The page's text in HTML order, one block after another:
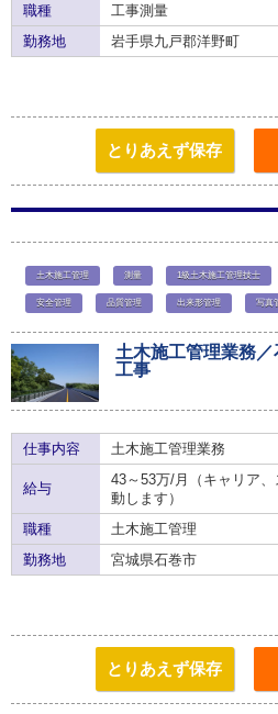
職種
工事測量
勤務地
岩手県九戸郡洋野町
とりあえず保存
土木施工管理 測量 1級土木施工管理技士
安全管理 品質管理 出来形管理 写真
土木施工管理業務
工事
仕事内容 土木施工管理業務
給与
43～53万/月（キャリア
動します）
職種
土木施工管理
勤務地
宮城県石巻市
とりあえず保存